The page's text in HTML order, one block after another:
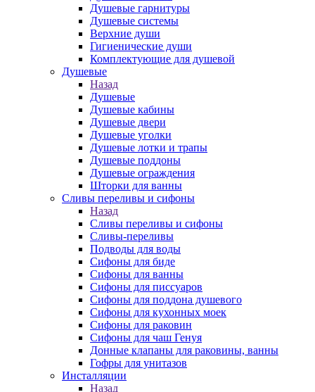
Душевые гарнитуры
Душевые системы
Верхние души
Гигиенические души
Комплектующие для душевой
Душевые
Назад
Душевые
Душевые кабины
Душевые двери
Душевые уголки
Душевые лотки и трапы
Душевые поддоны
Душевые ограждения
Шторки для ванны
Сливы переливы и сифоны
Назад
Сливы переливы и сифоны
Сливы-переливы
Подводы для воды
Сифоны для биде
Сифоны для ванны
Сифоны для писсуаров
Сифоны для поддона душевого
Сифоны для кухонных моек
Сифоны для раковин
Сифоны для чаш Генуя
Донные клапаны для раковины, ванны
Гофры для унитазов
Инсталляции
Назад